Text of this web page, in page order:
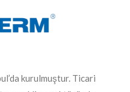
kurulmuştur. Ticari